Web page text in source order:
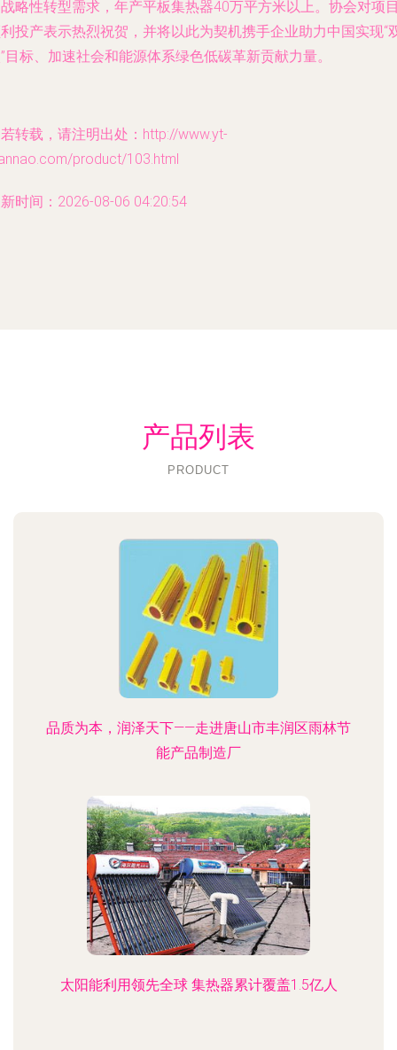
略性转型需求，年产平板集热器40万平方米以上。协会对项
投产表示热烈祝贺，并将以此为契机携手企业助力中国实现“
目标、加速社会和能源体系绿色低碳革新贡献力量。
转载，请注明出处：http://www.yt-
product/103.html
时间：2026-08-06 04:20:54
产品列表
PRODUCT
品质为本，润泽天下——走进唐山市丰润区雨林节
能产品制造厂
太阳能利用领先全球 集热器累计覆盖1.5亿人